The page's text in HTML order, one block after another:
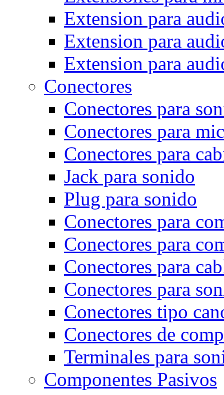
Extension para
Extension para
Extension para
Conectores
Conectores para
Conectores para
Conectores para
Jack para sonido
Plug para sonido
Conectores para
Conectores para
Conectores para
Conectores para
Conectores tipo
Conectores de
Terminales para
Componentes Pasivos